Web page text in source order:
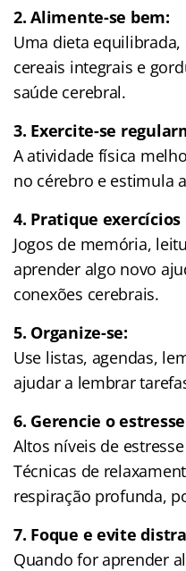
2. Alimente-se bem:
Uma dieta
cereais integrais e
saúde cerebral.
3. Exercite-se
A atividade física
no cérebro e estimula
4. Pratique
Jogos de memória,
aprender algo novo
conexões cerebrais.
5. Organize-se:
Use listas, agendas,
ajudar a lembrar
6. Gerencie o
Altos níveis de
Técnicas de
respiração profunda,
7. Foque e evite
Quando for aprender